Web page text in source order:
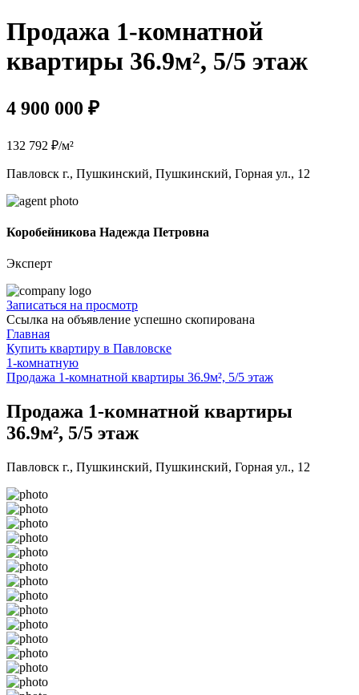
Продажа 1-комнатной
квартиры 36.9м², 5/5 этаж
4 900 000 ₽
132 792 ₽/м²
Павловск г., Пушкинский, Пушкинский, Горная ул., 12
Коробейникова Надежда Петровна
Эксперт
Записаться на просмотр
Ссылка на объявление успешно скопирована
Главная
Купить квартиру в Павловске
1-комнатную
Продажа 1-комнатной квартиры 36.9м², 5/5 этаж
Продажа 1-комнатной квартиры
36.9м², 5/5 этаж
Павловск г., Пушкинский, Пушкинский, Горная ул., 12